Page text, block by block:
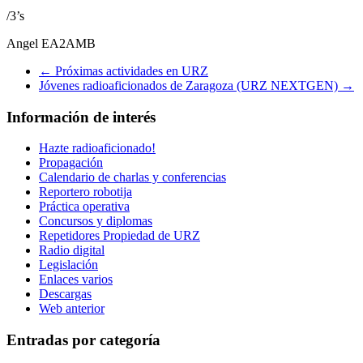
/3’s
Angel EA2AMB
← Próximas actividades en URZ
Jóvenes radioaficionados de Zaragoza (URZ NEXTGEN) →
Información de interés
Hazte radioaficionado!
Propagación
Calendario de charlas y conferencias
Reportero robotija
Práctica operativa
Concursos y diplomas
Repetidores Propiedad de URZ
Radio digital
Legislación
Enlaces varios
Descargas
Web anterior
Entradas por categoría